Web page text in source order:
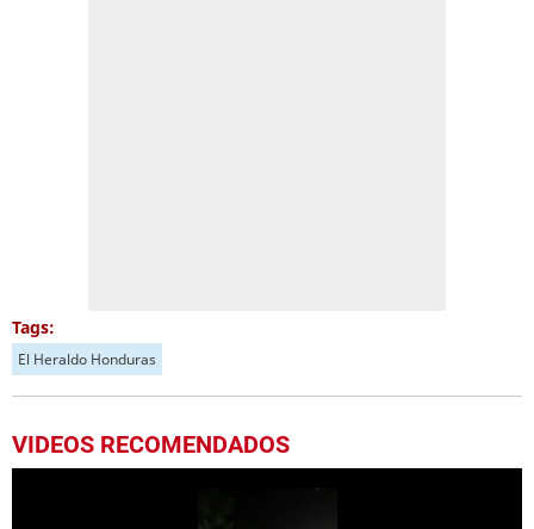
Tags:
El Heraldo Honduras
VIDEOS RECOMENDADOS